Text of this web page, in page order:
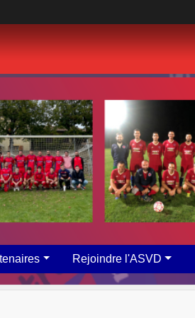
Rejoindre l'ASVD